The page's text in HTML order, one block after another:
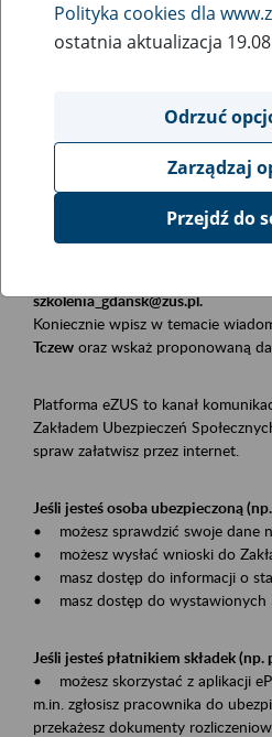
Rodzaj wydarzenia
Szkolenia
Obszar merytoryczny
Płatnicy, ubezpieczeni,
Opis wydarzenia
Szkolenie stacjonarne w siedzibie
szkolenia_gdansk@zus.pl.
Koniecznie wpisz w temacie
Tczew oraz wskaż proponowaną
Platforma eZUS to kanał
Zakładem Ubezpieczeń
spraw załatwisz przez internet.
Jeśli jesteś osoba ubezpieczoną
• możesz sprawdzić swoje dane
• możesz wysłać wnioski do
• masz dostęp do informacji o
• masz dostęp do wystawionych
Jeśli jesteś płatnikiem składek
• możesz skorzystać z aplikacji
m.in. zgłosisz pracownika do
przekażesz dokumenty
Polityka cookies dla
ostatnia aktualizacja
Odrzuć
Zarządzaj
Przejdź do